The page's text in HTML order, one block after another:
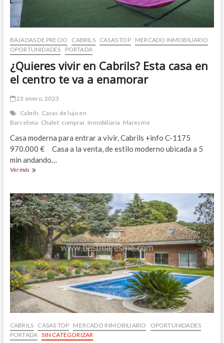
BAJADAS DE PRECIO CABRILS CASAS TOP
MERCADO INMOBILIARIO
OPORTUNIDADES
PORTADA
¿Quieres vivir en Cabrils? Esta casa en
el centro te va a enamorar
23 enero, 2023
Cabrils Casas de lujo en
Barcelona Chalet comprar inmobiliaria Maresme
Casa moderna para entrar a vivir, Cabrils +info C-1175
970.000 € Casa a la venta, de estilo moderno ubicada a 5
min andando…
Ver más¿Quieres
Cabrils?
Esta
casa
en
el
centro
te
va
a
enamorar
CABRILS CASAS TOP MERCADO INMOBILIARIO
OPORTUNIDADES
PORTADA SIN CATEGORIZAR